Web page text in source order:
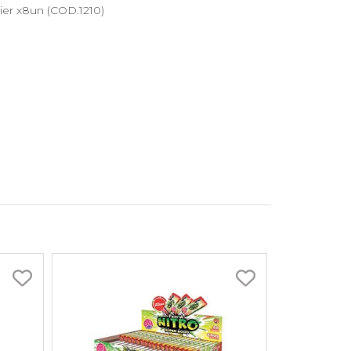
x8un (COD.1210)